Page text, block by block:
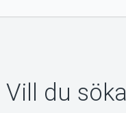
Vill du